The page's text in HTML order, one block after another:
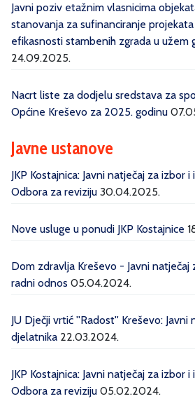
Javni poziv etažnim vlasnicima
stanovanja za sufinanciranje
efikasnosti stambenih zgrada u užem
24.09.2025.
Nacrt liste za dodjelu sredstava za
Općine Kreševo za 2025. godinu
Javne ustanove
JKP Kostajnica: Javni natječaj za izbor
Odbora za reviziju 30.04.2025.
Nove usluge u ponudi JKP Kostajnice
Dom zdravlja Kreševo - Javni natječaj
radni odnos 05.04.2024.
JU Dječji vrtić ''Radost'' Kreševo: Javni
djelatnika 22.03.2024.
JKP Kostajnica: Javni natječaj za izbor
Odbora za reviziju 05.02.2024.